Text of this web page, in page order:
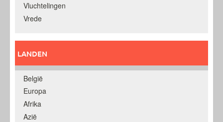
Vluchtelingen
Vrede
LANDEN
België
Europa
Afrika
Azië